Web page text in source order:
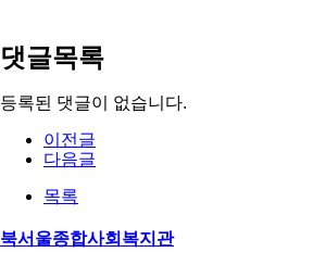
댓글목록
등록된 댓글이 없습니다.
이전글
다음글
목록
북서울종합사회복지관